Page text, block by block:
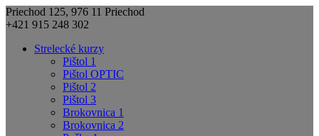
Priechod 125, 976 11 Priechod
+421 915 248 302
Strelecké kurzy
Pištol 1
Pištol OPTIC
Pištol 2
Pištol 3
Brokovnica 1
Brokovnica 2